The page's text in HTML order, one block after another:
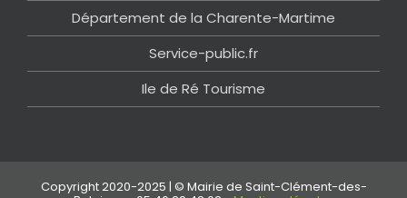
Département de la Charente-Martime
Service-public.fr
Ile de Ré Tourisme
Copyright 2020-2025 | © Mairie de Saint-Clément-des-